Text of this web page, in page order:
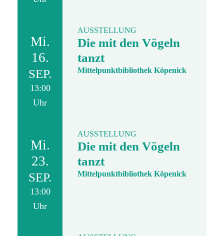
Mi.
16.
SEP.
13:00
Uhr
AUSSTELLUNG
Die mit den Vögeln
tanzt
Mittelpunktbibliothek Köpenick
Mi.
23.
SEP.
13:00
Uhr
AUSSTELLUNG
Die mit den Vögeln
tanzt
Mittelpunktbibliothek Köpenick